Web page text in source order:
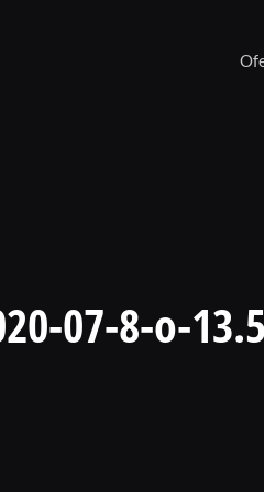
07-8-o-